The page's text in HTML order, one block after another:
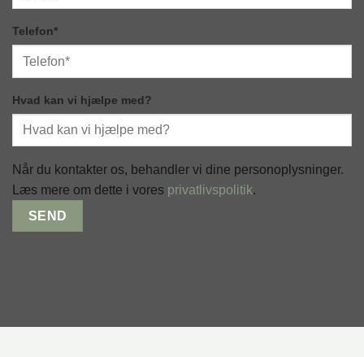
Telefon*
Hvad kan vi hjælpe med?
Når du kontakter os, behandler vi dine personoplysninger.
Læs mere om dette i vores privatlivspolitik.